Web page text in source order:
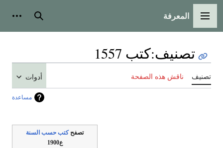
الرئيسية
المعرفة بحث أدوات
تصنيف:كتب 1557
ناقش هذه الصفحة
مساعدة
كتب حسب السنة